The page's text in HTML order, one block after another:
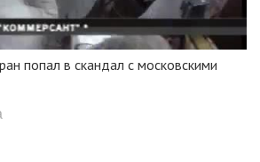
попал в скандал с московскими